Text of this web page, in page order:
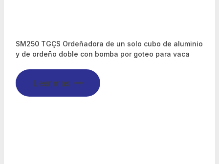
SM250 TGÇS Ordeñadora de un solo cubo de aluminio
y de ordeño doble con bomba por goteo para vaca
Leer más